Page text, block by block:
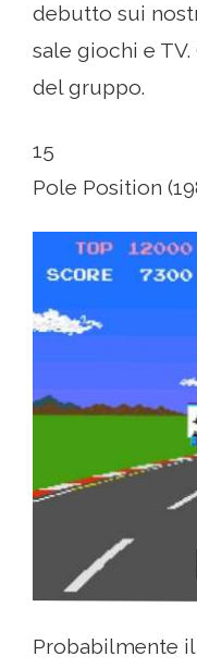
debutto sui
sale giochi e
del gruppo.
15
Pole Position
Probabilmente